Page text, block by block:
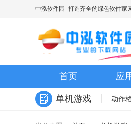
中泓软件园- 打造齐全的绿色软件家
首页 应
单机游戏 动作